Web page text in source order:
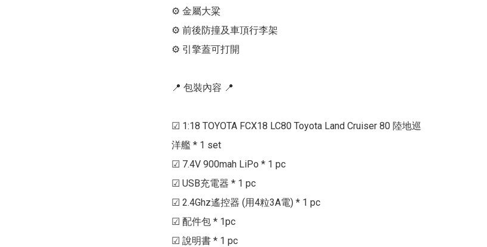
⚙ 金屬大粱
⚙ 前後防撞及車頂行李架
⚙ 引擎蓋可打開
📍 包裝內容 📍
☑ 1:18 TOYOTA FCX18 LC80 Toyota Land Cruiser 80 陸地巡
洋艦 * 1 set
☑ 7.4V 900mah LiPo * 1 pc
☑ USB充電器 * 1 pc
☑ 2.4Ghz遙控器 (用4粒3A電) * 1 pc
☑ 配件包 * 1pc
☑ 說明書 * 1 pc